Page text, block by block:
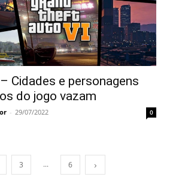
Cidades e personagens
do jogo vazam
- 29/07/2022 0
3 ... 6